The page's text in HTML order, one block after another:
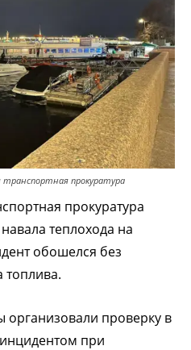
транспортная прокуратура
прокуратура
теплохода на
обошелся без
топлива.
организовали проверку в
при